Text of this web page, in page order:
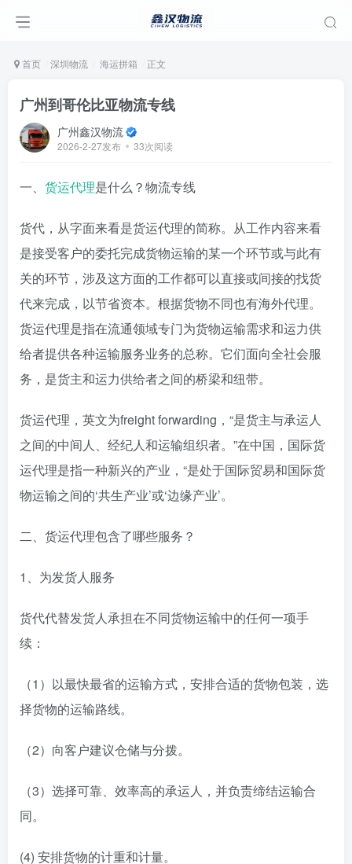
首页 深圳物流 海运拼箱 正文
广州到哥伦比亚物流专线
广州鑫汉物流
2026-2-27发布 33次阅读
一、 货运代理是什么？物流专线
货代，从字面来看是货运代理的简称。从工作内容来看
是接受客户的委托完成货物运输的某一个环节或与此有
关的环节，涉及这方面的工作都可以直接或间接的找货
代来完成，以节省资本。根据货物不同也有海外代理。
货运代理是指在流通领域专门为货物运输需求和运力供
给者提供各种运输服务业务的总称。它们面向全社会服
务，是货主和运力供给者之间的桥梁和纽带。
货运代理，英文为freight forwarding，“是货主与承运人
之间的中间人、经纪人和运输组织者。”在中国，国际货
运代理是指一种新兴的产业，“是处于国际贸易和国际货
物运输之间的‘共生产业’或‘边缘产业’。
二、货运代理包含了哪些服务？
1、为发货人服务
货代代替发货人承担在不同货物运输中的任何一项手
续：
（1）以最快最省的运输方式，安排合适的货物包装，选
择货物的运输路线。
（2）向客户建议仓储与分拨。
（3）选择可靠、效率高的承运人，并负责缔结运输合
同。
(4) 安排货物的计重和计量。